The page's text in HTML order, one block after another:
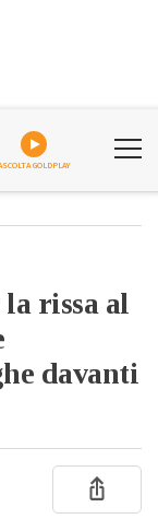
GOLDPLAY
rissa al
davanti